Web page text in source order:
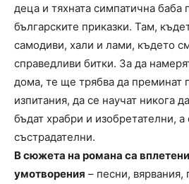
деца и тяхната симпатична баба
българските приказки. Там,
самодиви, хали и лами, където
справедливи битки. За да
дома, те ще трябва да преминат
изпитания, да се научат никога
бъдат храбри и изобретателни,
състрадателни.
В сюжета на романа са
умотворения – песни, вярвания,